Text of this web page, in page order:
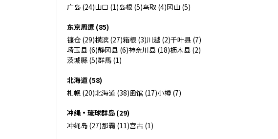
广岛 (24)山口 (1)岛根 (5)鸟取 (4)冈山 (5)
东京周遭 (85)
镰仓 (29)横滨 (27)箱根 (3)川越 (2)千叶县 (7)
埼玉县 (6)静冈县 (6)神奈川县 (18)枥木县 (2)
茨城縣 (5)群馬 (1)
北海道 (58)
札幌 (20)北海道 (38)函馆 (17)小樽 (7)
冲绳・琉球群岛 (29)
冲绳岛 (27)那霸 (11)宫古 (1)